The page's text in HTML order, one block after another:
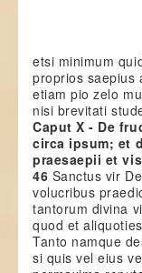
etsi minimum
proprios saepius
etiam pio zelo
nisi brevitati
Caput X - De
circa ipsum; et
praesaepii et
46 Sanctus vir
volucribus
tantorum divina
quod et
Tanto namque
si quis vel eius